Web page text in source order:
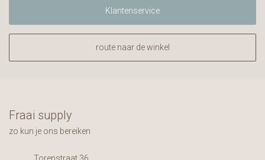
Klantenservice
route naar de winkel
Fraai supply
zo kun je ons bereiken
Torenstraat 36